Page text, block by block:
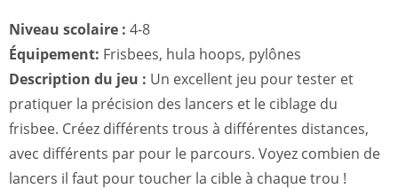
Niveau scolaire : 4-8
Équipement: Frisbees, hula hoops, pylônes
Description du jeu : Un excellent jeu pour tester et
pratiquer la précision des lancers et le ciblage du
frisbee. Créez différents trous à différentes distances,
avec différents par pour le parcours. Voyez combien de
lancers il faut pour toucher la cible à chaque trou !